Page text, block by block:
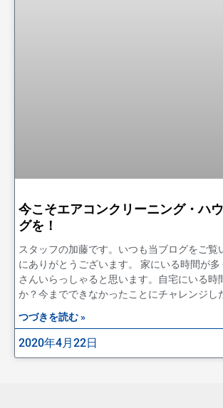
今こそエアコンクリーニング・ハ
グを！
スタッフの加藤です。いつも当ブログをご覧
にありがとうございます。 家にいる時間が多
さんいらっしゃると思います。自宅にいる時
か？今までできなかったことにチャレンジし
つづきを読む »
2020年4月22日